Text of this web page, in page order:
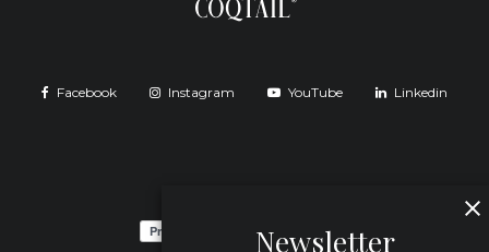
Facebook Instagram YouTube Linkedin
Newsletter